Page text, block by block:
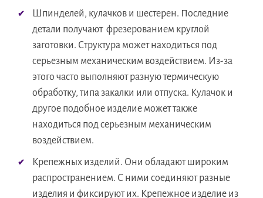
Шпинделей, кулачков и шестерен. Последние
детали получают фрезерованием круглой
заготовки. Структура может находиться под
серьезным механическим воздействием. Из-за
этого часто выполняют разную термическую
обработку, типа закалки или отпуска. Кулачок и
другое подобное изделие может также
находиться под серьезным механическим
воздействием.
Крепежных изделий. Они обладают широким
распространением. С ними соединяют разные
изделия и фиксируют их. Крепежное изделие из